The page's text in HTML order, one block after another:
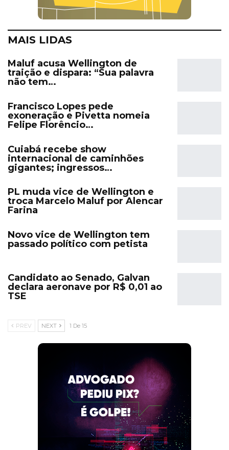
MAIS LIDAS
Maluf acusa Wellington de
traição e dispara: “Sua palavra
não tem…
Francisco Lopes pede
exoneração e Pivetta nomeia
Felipe Florêncio…
Cuiabá recebe show
internacional de caminhões
gigantes; ingressos…
PL muda vice de Wellington e
troca Marcelo Maluf por Alencar
Farina
Novo vice de Wellington tem
passado político com petista
Candidato ao Senado, Galvan
declara aeronave por R$ 0,01 ao
TSE
PREV NEXT 1 De 15